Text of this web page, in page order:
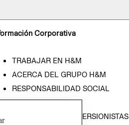
Corporativa
TRABAJAR EN H&M
ACERCA DEL GRUPO H&M
RESPONSABILIDAD SOCIAL
PRENSA
RELACIÓN CON INVERSIONISTAS